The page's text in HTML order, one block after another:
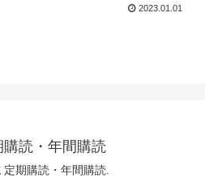
2023.01.01
読・年間購読
期購読・年間購読.